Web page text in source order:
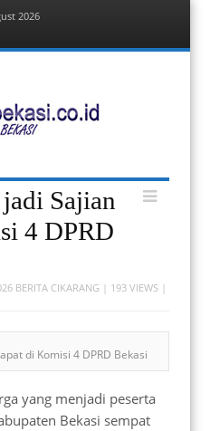
2026
Sajian
4 DPRD
BERITA CIKARANG | 193 VIEWS |
di Komisi 4 DPRD Bekasi
yang menjadi peserta
Bekasi sempat